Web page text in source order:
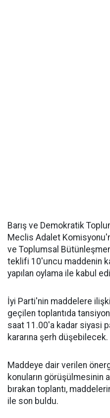
Barış ve Demokratik
Meclis Adalet
ve Toplumsal
teklifi 10'uncu maddenin
yapılan oylama ile kabul
İyi Parti'nin maddelere
geçilen toplantıda
saat 11.00'a kadar siyasi
kararına şerh düşebilecek.
Maddeye dair verilen
konuların görüşülmesinin
bırakan toplantı,
ile son buldu.